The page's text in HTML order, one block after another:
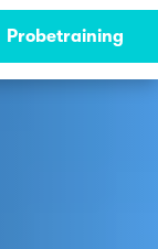
Probetraining